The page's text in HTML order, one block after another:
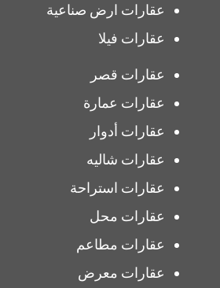
عقارات ارض صناعية
عقارات فيلا
عقارات قصر
عقارات عمارة
عقارات أدوار
عقارات شاليه
عقارات استراحة
عقارات محل
عقارات مطاعم
عقارات معرض